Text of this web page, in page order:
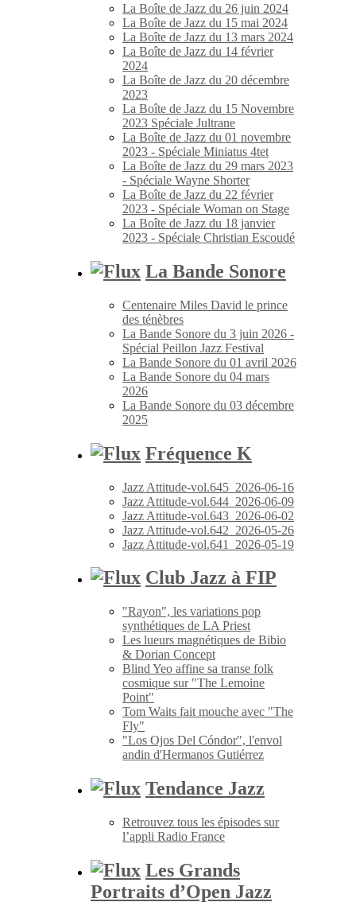
La Boîte de Jazz du 26 juin 2024
La Boîte de Jazz du 15 mai 2024
La Boîte de Jazz du 13 mars 2024
La Boîte de Jazz du 14 février
2024
La Boîte de Jazz du 20 décembre
2023
La Boîte de Jazz du 15 Novembre
2023 Spéciale Jultrane
La Boîte de Jazz du 01 novembre
2023 - Spéciale Miniatus 4tet
La Boîte de Jazz du 29 mars 2023
- Spéciale Wayne Shorter
La Boîte de Jazz du 22 février
2023 - Spéciale Woman on Stage
La Boîte de Jazz du 18 janvier
2023 - Spéciale Christian Escoudé
La Bande Sonore
Centenaire Miles David le prince
des ténèbres
La Bande Sonore du 3 juin 2026 -
Spécial Peillon Jazz Festival
La Bande Sonore du 01 avril 2026
La Bande Sonore du 04 mars
2026
La Bande Sonore du 03 décembre
2025
Fréquence K
Jazz Attitude-vol.645_2026-06-16
Jazz Attitude-vol.644_2026-06-09
Jazz Attitude-vol.643_2026-06-02
Jazz Attitude-vol.642_2026-05-26
Jazz Attitude-vol.641_2026-05-19
Club Jazz à FIP
"Rayon", les variations pop
synthétiques de LA Priest
Les lueurs magnétiques de Bibio
& Dorian Concept
Blind Yeo affine sa transe folk
cosmique sur "The Lemoine
Point"
Tom Waits fait mouche avec "The
Fly"
"Los Ojos Del Cóndor", l'envol
andin d'Hermanos Gutiérrez
Tendance Jazz
Retrouvez tous les épisodes sur
l’appli Radio France
Les Grands
Portraits d’Open Jazz